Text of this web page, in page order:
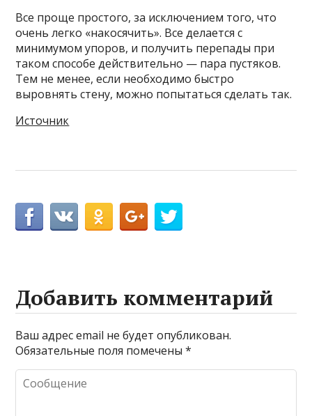
Все проще простого, за исключением того, что
очень легко «накосячить». Все делается с
минимумом упоров, и получить перепады при
таком способе действительно — пара пустяков.
Тем не менее, если необходимо быстро
выровнять стену, можно попытаться сделать так.
Источник
Добавить комментарий
Ваш адрес email не будет опубликован.
Обязательные поля помечены*